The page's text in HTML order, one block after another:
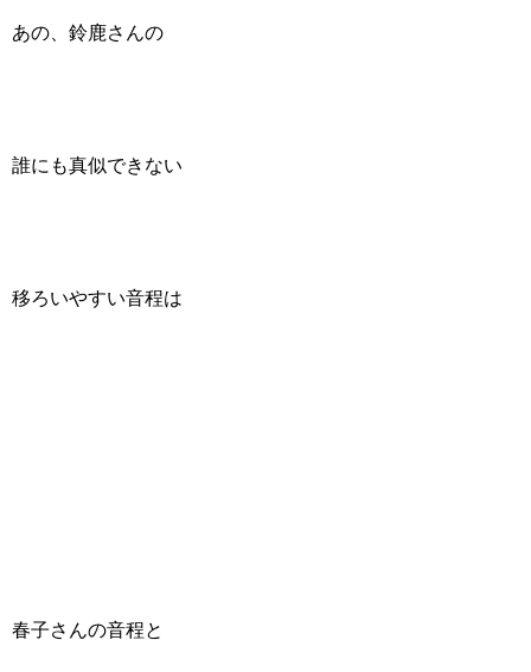
あの、鈴鹿さんの
誰にも真似できない
移ろいやすい音程は
春子さんの音程と